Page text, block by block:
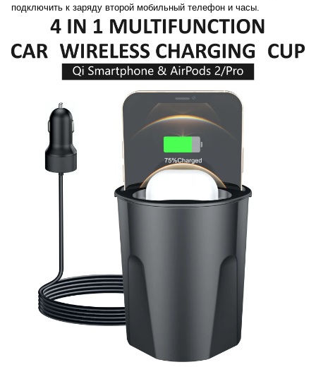
подключить к заряду второй мобильный телефон и часы.